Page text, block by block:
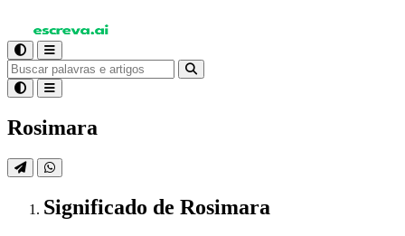
Rosimara
Significado de Rosimara